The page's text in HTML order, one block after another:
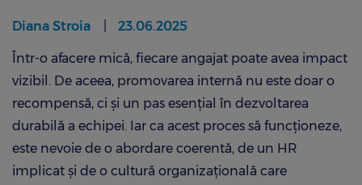
Diana Stroia 23.06.2025
Într-o afacere mică, fiecare angajat poate avea impact
vizibil. De aceea, promovarea internă nu este doar o
recompensă, ci și un pas esențial în dezvoltarea
durabilă a echipei. Iar ca acest proces să funcționeze,
este nevoie de o abordare coerentă, de un HR
implicat și de o cultură organizațională care